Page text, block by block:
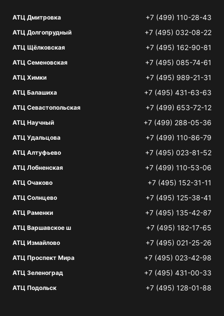
АТЦ Дмитровка +7 (499) 110-28-43
АТЦ Долгопрудный +7 (495) 032-08-22
АТЦ Щёлковская +7 (495) 162-90-81
АТЦ Семеновская +7 (495) 085-74-61
АТЦ Химки +7 (495) 989-21-31
АТЦ Балашиха +7 (495) 431-63-63
АТЦ Севастопольская +7 (499) 653-72-12
АТЦ Научный +7 (499) 288-05-36
АТЦ Удальцова +7 (499) 110-86-79
АТЦ Алтуфьево +7 (495) 023-81-52
АТЦ Лобненская +7 (499) 110-53-06
АТЦ Очаково +7 (495) 152-31-11
АТЦ Солнцево +7 (495) 125-38-41
АТЦ Раменки +7 (495) 135-42-87
АТЦ Варшавское ш +7 (495) 182-17-65
АТЦ Измайлово +7 (495) 021-25-26
АТЦ Проспект Мира +7 (495) 023-42-98
АТЦ Зеленоград +7 (495) 431-00-33
АТЦ Подольск +7 (495) 128-01-88